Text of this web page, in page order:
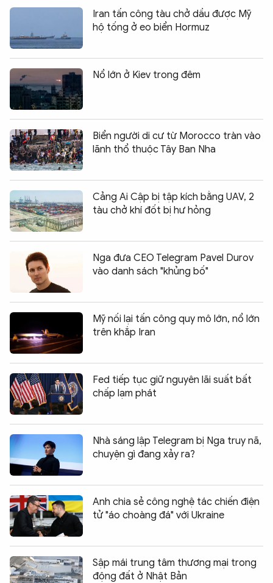
Iran tấn công tàu chở dầu được Mỹ
hộ tống ở eo biển Hormuz
Nổ lớn ở Kiev trong đêm
Biển người di cư từ Morocco tràn vào
lãnh thổ thuộc Tây Ban Nha
Cảng Ai Cập bị tập kích bằng UAV, 2
tàu chở khí đốt bị hư hỏng
Nga đưa CEO Telegram Pavel Durov
vào danh sách "khủng bố"
Mỹ nối lại tấn công quy mô lớn, nổ lớn
trên khắp Iran
Fed tiếp tục giữ nguyên lãi suất bất
chấp lạm phát
Nhà sáng lập Telegram bị Nga truy nã,
chuyện gì đang xảy ra?
Anh chia sẻ công nghệ tác chiến điện
tử "áo choàng đá" với Ukraine
Sập mái trung tâm thương mại trong
động đất ở Nhật Bản